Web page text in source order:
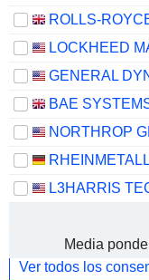
BAE
Media
Ver todos los